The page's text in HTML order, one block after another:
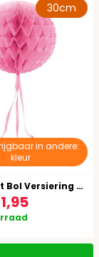
in andere:
kleur
30cm
Honingraat Bol Versiering Baby Roze 30cm